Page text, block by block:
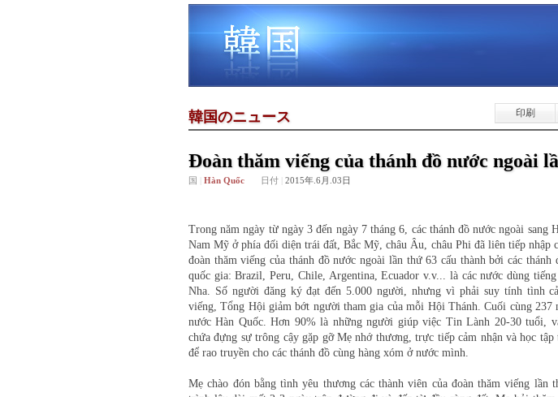
韓国のニュース 印刷
Đoàn thăm viếng của thánh đồ nước ngoài
国 Hàn Quốc 日付 2015年.6月.03日
Trong năm ngày từ ngày 3 đến ngày 7 tháng 6, các thánh đồ nước ngoài sang
Nam Mỹ ở phía đối diện trái đất, Bắc Mỹ, châu Âu, châu Phi đã liên tiếp nhập
đoàn thăm viếng của thánh đồ nước ngoài lần thứ 63 cấu thành bởi các
quốc gia: Brazil, Peru, Chile, Argentina, Ecuador v.v... là các nước dùng
Nha. Số người đăng ký đạt đến 5.000 người, nhưng vì phải suy tính tình
viếng, Tổng Hội giảm bớt người tham gia của mỗi Hội Thánh. Cuối cùng 237
nước Hàn Quốc. Hơn 90% là những người giúp việc Tin Lành 20-30 tuổi,
chứa đựng sự trông cậy gặp gỡ Mẹ nhớ thương, trực tiếp cảm nhận và học
để rao truyền cho các thánh đồ cùng hàng xóm ở nước mình.
Mẹ chào đón bằng tình yêu thương các thành viên của đoàn thăm viếng lần